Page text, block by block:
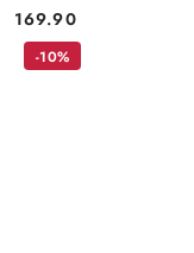
Cena:
169.90
-10%